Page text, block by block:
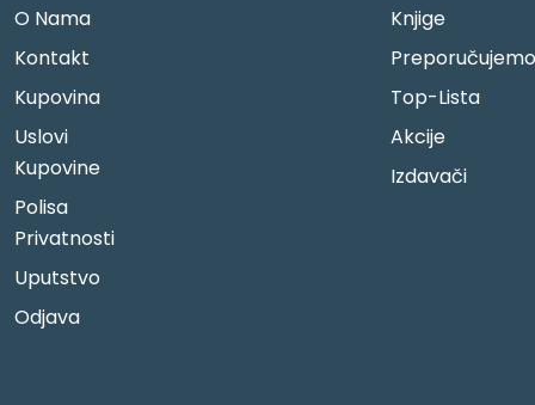
O Nama
Kontakt
Kupovina
Uslovi
Kupovine
Polisa
Privatnosti
Uputstvo
Odjava
Knjige
Preporučujemo
Top-Lista
Akcije
Izdavači